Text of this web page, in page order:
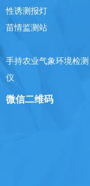
性诱测报灯
苗情监测站
手持农业气象环境检测
仪
微信二维码